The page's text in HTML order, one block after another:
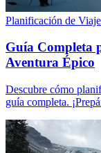
Planificación de
Guía Completa
Aventura Épico
Descubre cómo
guía completa.